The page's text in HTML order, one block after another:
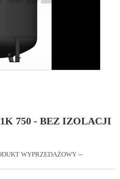
750 - BEZ IZOLACJI
WYPRZEDAŻOWY --